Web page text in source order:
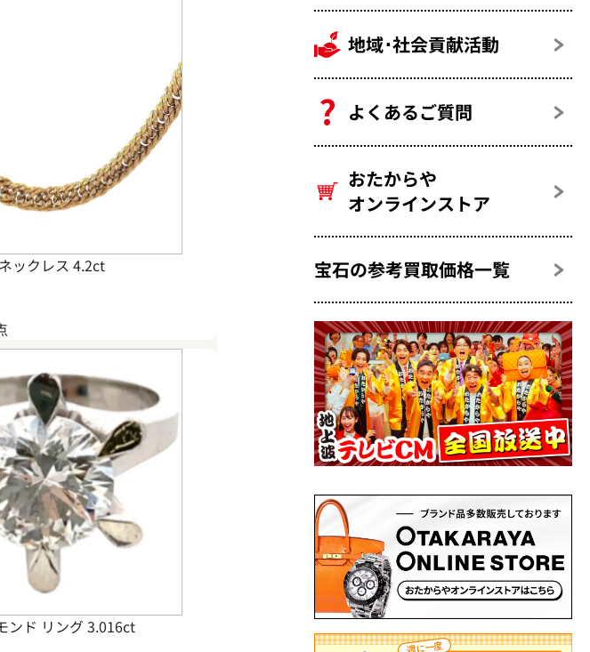
ックレス 4.2ct
ンド リング 3.016ct
地域･社会貢献活動
よくあるご質問
おたからや
オンラインストア
宝石の参考買取価格一覧